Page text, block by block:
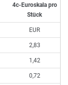
4c-Euroskala pro
Stück
EUR
2,83
1,42
0,72